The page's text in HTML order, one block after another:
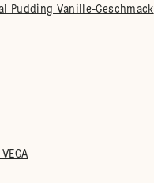
Pudding Vanille-Geschmack